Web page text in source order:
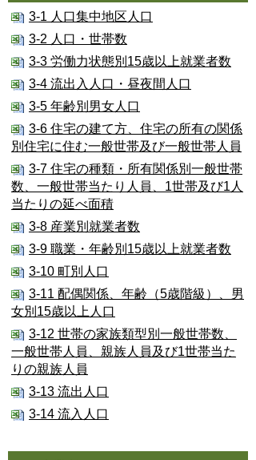
3-1 人口集中地区人口
3-2 人口・世帯数
3-3 労働力状態別15歳以上就業者数
3-4 流出入人口・昼夜間人口
3-5 年齢別男女人口
3-6 住宅の建て方、住宅の所有の関係
別住宅に住む一般世帯及び一般世帯人員
3-7 住宅の種類・所有関係別一般世帯
数、一般世帯当たり人員、1世帯及び1人
当たりの延べ面積
3-8 産業別就業者数
3-9 職業・年齢別15歳以上就業者数
3-10 町別人口
3-11 配偶関係、年齢（5歳階級）、男
女別15歳以上人口
3-12 世帯の家族類型別一般世帯数、
一般世帯人員、親族人員及び1世帯当た
りの親族人員
3-13 流出人口
3-14 流入人口